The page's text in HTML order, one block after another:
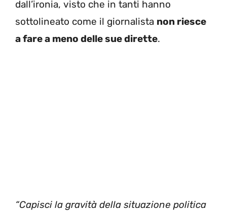
dall’ironia, visto che in tanti hanno
sottolineato come il giornalista non riesce
a fare a meno delle sue dirette.
“Capisci la gravità della situazione politica